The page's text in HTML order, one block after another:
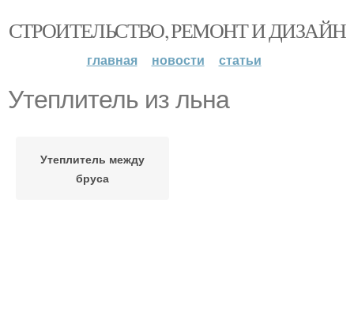
СТРОИТЕЛЬСТВО, РЕМОНТ И ДИЗАЙН
главная новости статьи
Утеплитель из льна
Утеплитель между
бруса